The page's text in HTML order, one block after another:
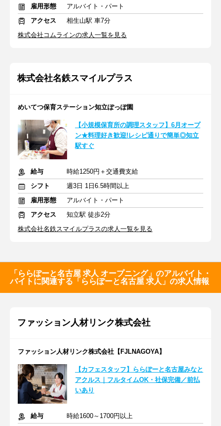
雇用形態
アルバイト・パート
アクセス
相生山駅 車7分
株式会社コムラインの求人一覧を見る
株式会社名鉄スマイルプラス
めいてつ保育ステーション知立ぽっぽ園
【小規模保育所の調理スタッフ】6月オープ
ン★料理好き歓迎!レシピ通りで簡単◎知立
駅すぐ
給与
時給1250円＋交通費支給
シフト
週3日 1日6.5時間以上
雇用形態
アルバイト・パート
アクセス
知立駅 徒歩2分
株式会社名鉄スマイルプラスの求人一覧を見る
「ららぽーと名古屋 求人 オープニング」のアルバイト・
バイトに関連する「ららぽーと名古屋 求人」の求人情報
ファッション人材リンク株式会社
ファッション人材リンク株式会社【FJLNAGOYA】
【カフェスタッフ】ららぽーと名古屋みなと
アクルス｜フルタイムOK・社保完備／前払
いあり
給与
時給1600～1700円以上